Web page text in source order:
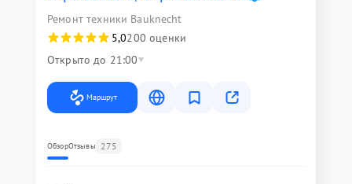
Ремонт техники Bauknecht
5,0200 оценки
Открыто до 21:00
Маршрут
ОбзорОтзывы 275